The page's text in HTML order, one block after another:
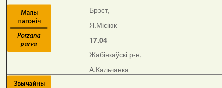
Брэст,
Я.Місіюк
17.04
Жабінкаўскі р-н,
А.Кальчанка